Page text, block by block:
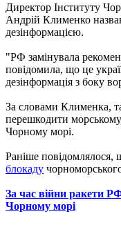
Директор Інституту
Андрій Клименко
дезінформацією.
"РФ замінувала
повідомила, що це
дезінформація з боку
За словами Клименка,
перешкодити
Чорному морі.
Раніше повідомлялося,
блокаду
За час війни ракети
Чорному морі